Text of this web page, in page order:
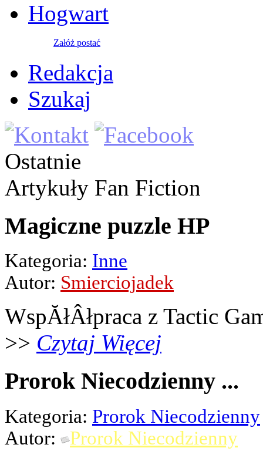
Hogwart
Załóż postać
Redakcja
Szukaj
Ostatnie
Artykuły Fan Fiction
Magiczne puzzle HP
Kategoria: Inne
Autor: Smierciojadek
WspĂłÂłpraca z Tactic
>> Czytaj Więcej
Prorok Niecodzienny ...
Kategoria: Prorok Niecodzienny
Autor:
Prorok Niecodzienny